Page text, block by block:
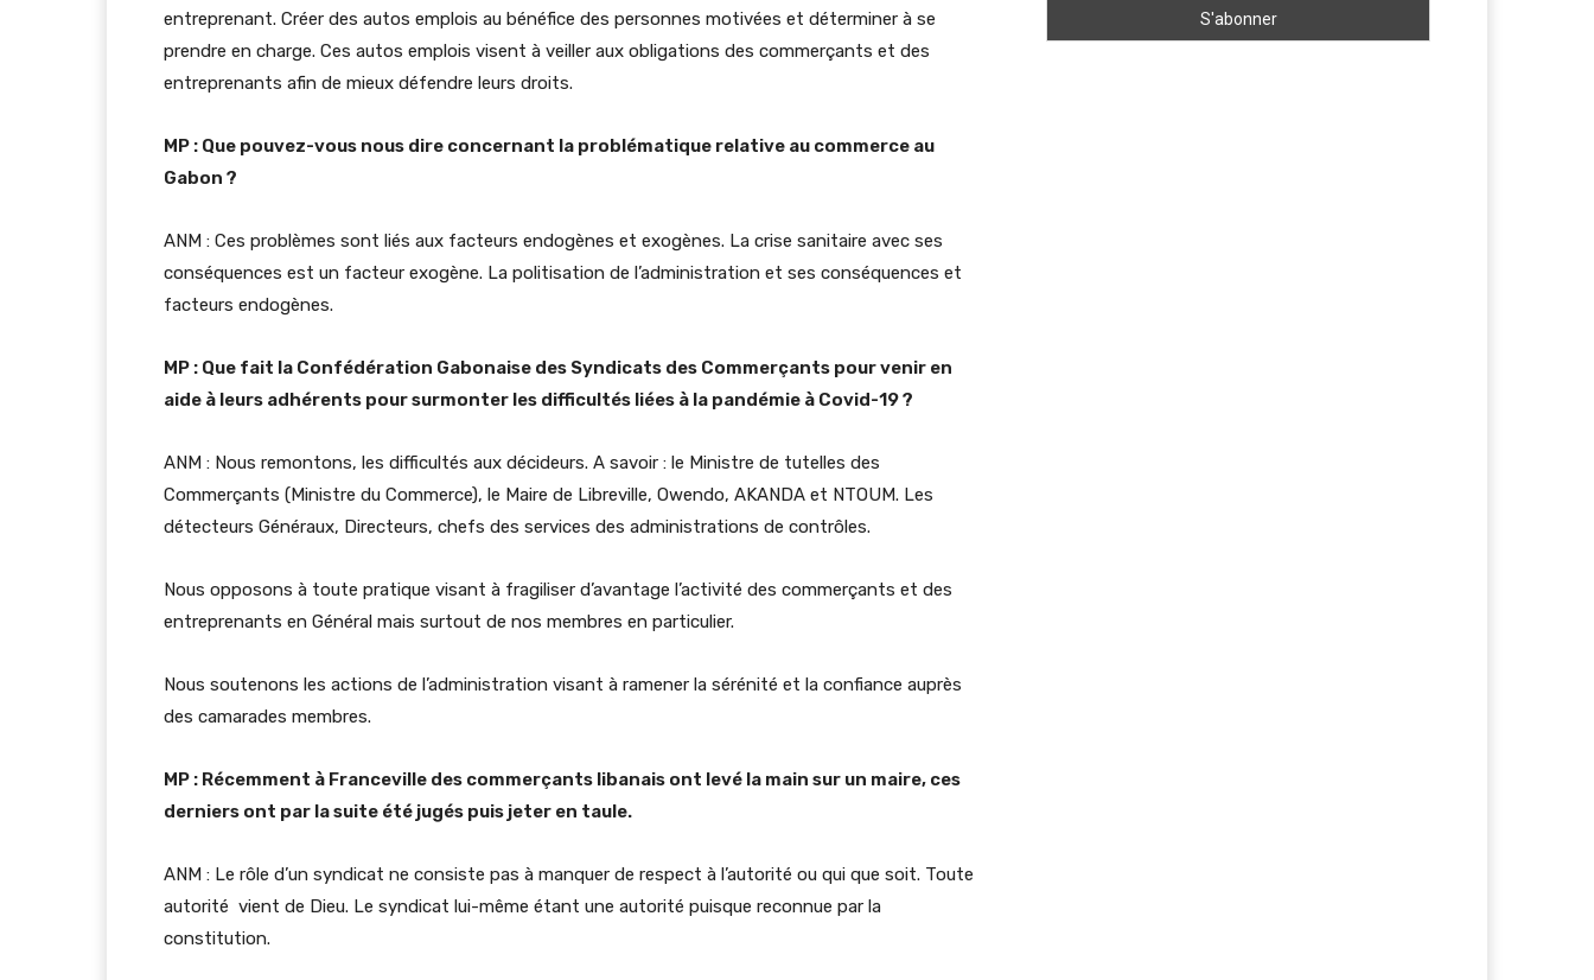
entreprenant. Créer des autos emplois au bénéfice des personnes motivées et déterminer à se
prendre en charge. Ces autos emplois visent à veiller aux obligations des commerçants et des
entreprenants afin de mieux défendre leurs droits.
MP : Que pouvez-vous nous dire concernant la problématique relative au commerce au
Gabon ?
ANM : Ces problèmes sont liés aux facteurs endogènes et exogènes. La crise sanitaire avec ses
conséquences est un facteur exogène. La politisation de l’administration et ses conséquences et
facteurs endogènes.
MP : Que fait la Confédération Gabonaise des Syndicats des Commerçants pour venir en
aide à leurs adhérents pour surmonter les difficultés liées à la pandémie à Covid-19 ?
ANM : Nous remontons, les difficultés aux décideurs. A savoir : le Ministre de tutelles des
Commerçants (Ministre du Commerce), le Maire de Libreville, Owendo, AKANDA et NTOUM. Les
détecteurs Généraux, Directeurs, chefs des services des administrations de contrôles.
Nous opposons à toute pratique visant à fragiliser d’avantage l’activité des commerçants et des
entreprenants en Général mais surtout de nos membres en particulier.
Nous soutenons les actions de l’administration visant à ramener la sérénité et la confiance auprès
des camarades membres.
MP : Récemment à Franceville des commerçants libanais ont levé la main sur un maire, ces
derniers ont par la suite été jugés puis jeter en taule.
ANM : Le rôle d’un syndicat ne consiste pas à manquer de respect à l’autorité ou qui que soit. Toute
autorité vient de Dieu. Le syndicat lui-même étant une autorité puisque reconnue par la
constitution.